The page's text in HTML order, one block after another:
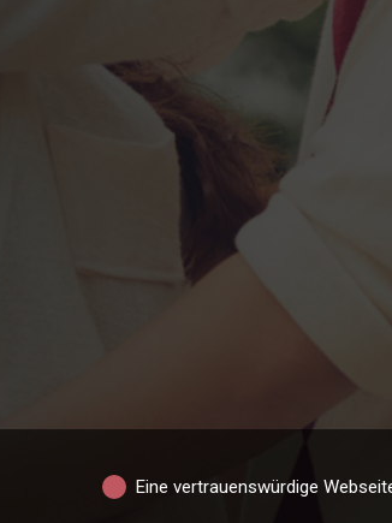
Eine vertrauenswürdige